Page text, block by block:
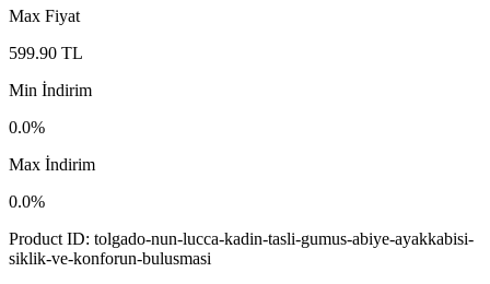
Max Fiyat
599.90 TL
Min İndirim
0.0%
Max İndirim
0.0%
Product ID: tolgado-nun-lucca-kadin-tasli-gumus-abiye-ayakkabisi-
siklik-ve-konforun-bulusmasi